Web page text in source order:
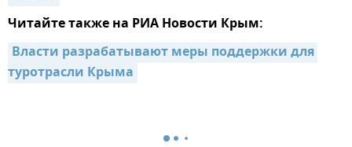
Читайте также на РИА Новости Крым:
Власти разрабатывают меры поддержки для
туротрасли Крыма